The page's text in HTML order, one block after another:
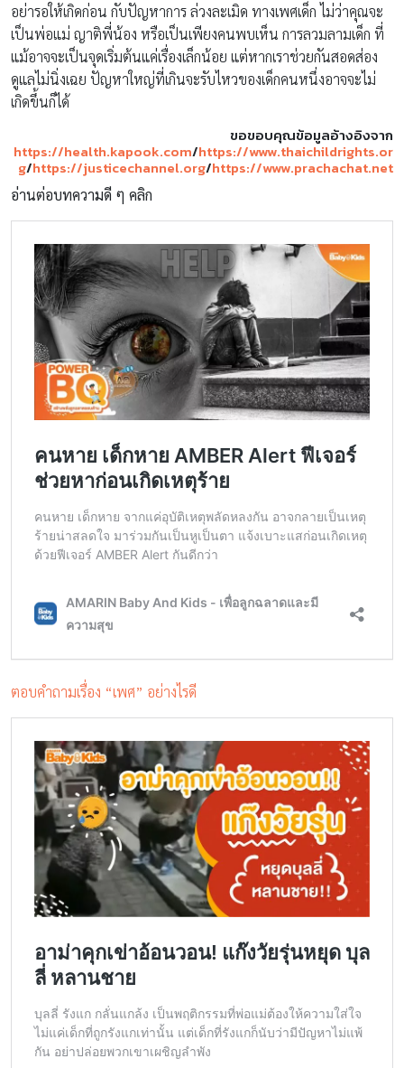
อย่ารอให้เกิดก่อน กับปัญหาการ ล่วงละเมิด ทางเพศเด็ก ไม่ว่าคุณจะ
เป็นพ่อแม่ ญาติพี่น้อง หรือเป็นเพียงคนพบเห็น การลวมลามเด็ก ที่
แม้อาจจะเป็นจุดเริ่มต้นแค่เรื่องเล็กน้อย แต่หากเราช่วยกันสอดส่อง
ดูแลไม่นิ่งเฉย ปัญหาใหญ่ที่เกินจะรับไหวของเด็กคนหนึ่งอาจจะไม่
เกิดขึ้นก็ได้
ขอขอบคุณข้อมูลอ้างอิงจาก
https://health.kapook.com/https://www.thaichildrights.or
g/https://justicechannel.org/https://www.prachachat.net
อ่านต่อบทความดี ๆ คลิก
ตอบคำถามเรื่อง “เพศ” อย่างไรดี